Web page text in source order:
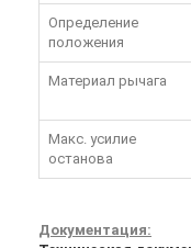
Определение
положения
Материал рычага
Макс. усилие
останова
Документация: